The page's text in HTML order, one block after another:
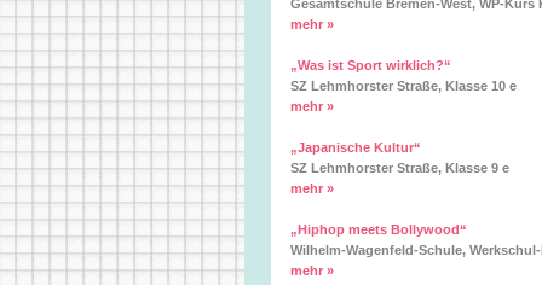
Gesamtschule Bremen-West, WP-Kurs
mehr »
„Was ist Sport wirklich?“
SZ Lehmhorster Straße, Klasse 10 e
mehr »
„Japanische Kultur“
SZ Lehmhorster Straße, Klasse 9 e
mehr »
„Hiphop meets Bollywood“
Wilhelm-Wagenfeld-Schule,
mehr »